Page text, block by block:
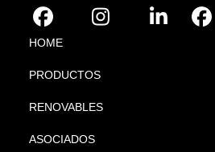
HOME
PRODUCTOS
RENOVABLES
ASOCIADOS